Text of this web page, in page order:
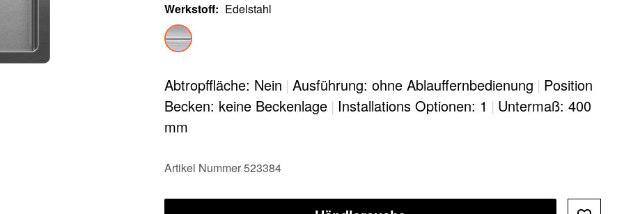
Werkstoff: Edelstahl
Abtropffläche: Nein | Ausführung: ohne Ablauffernbedienung | Position
Becken: keine Beckenlage | Installations Optionen: 1 | Untermaß: 400
mm
Artikel Nummer 523384